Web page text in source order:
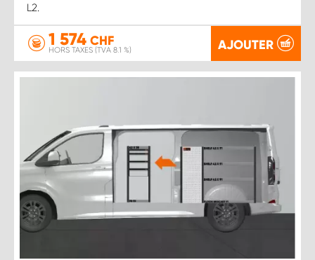
L2.
1 574 CHF
HORS TAXES (TVA 8.1 %) AJOUTER